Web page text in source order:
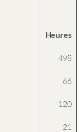
Heures
498
66
120
21